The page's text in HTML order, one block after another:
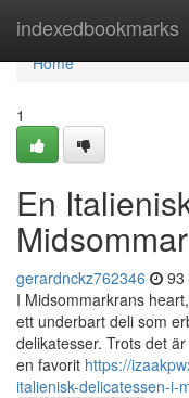
indexedbookmarks
Home
Home
1
En
gerardnckz762346 93
I Midsommarkrans
ett underbart deli som
delikatesser. Trots det
en favorit https://
italienisk-delicatessen-i-